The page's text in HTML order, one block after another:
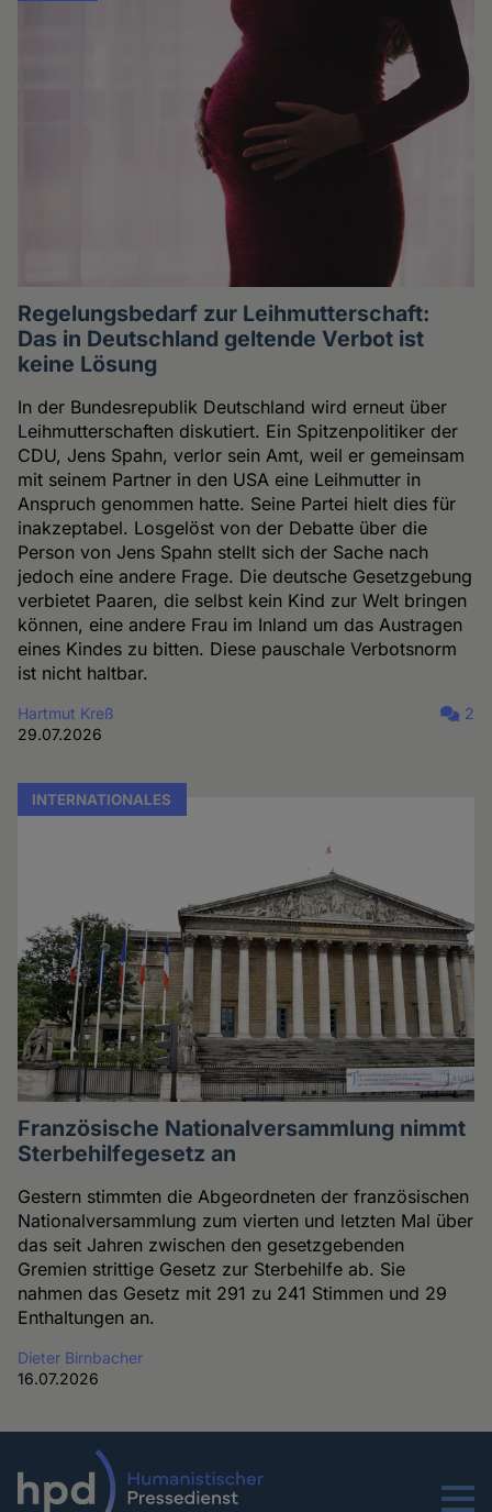
Regelungsbedarf zur Leihmutterschaft:
Das in Deutschland geltende Verbot ist
keine Lösung
In der Bundesrepublik Deutschland wird erneut über
Leihmutterschaften diskutiert. Ein Spitzenpolitiker der
CDU, Jens Spahn, verlor sein Amt, weil er gemeinsam
mit seinem Partner in den USA eine Leihmutter in
Anspruch genommen hatte. Seine Partei hielt dies für
inakzeptabel. Losgelöst von der Debatte über die
Person von Jens Spahn stellt sich der Sache nach
jedoch eine andere Frage. Die deutsche Gesetzgebung
verbietet Paaren, die selbst kein Kind zur Welt bringen
können, eine andere Frau im Inland um das Austragen
eines Kindes zu bitten. Diese pauschale Verbotsnorm
ist nicht haltbar.
Hartmut Kreß
29.07.2026
2
INTERNATIONALES
Französische Nationalversammlung nimmt
Sterbehilfegesetz an
Gestern stimmten die Abgeordneten der französischen
Nationalversammlung zum vierten und letzten Mal über
das seit Jahren zwischen den gesetzgebenden
Gremien strittige Gesetz zur Sterbehilfe ab. Sie
nahmen das Gesetz mit 291 zu 241 Stimmen und 29
Enthaltungen an.
Dieter Birnbacher
16.07.2026
Menu